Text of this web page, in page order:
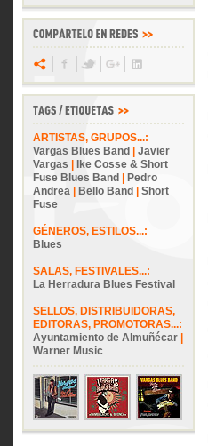
ARTISTAS, GRUPOS...:
Vargas Blues Band
Javier
Vargas
Ike Cosse & Short
Fuse Blues Band
Pedro
Andrea
Bello Band
Short
Fuse
GÉNEROS, ESTILOS...:
Blues
SALAS, FESTIVALES...:
La Herradura Blues Festival
SELLOS, DISTRIBUIDORAS,
EDITORAS, PROMOTORAS...:
Ayuntamiento de Almuñécar
Warner Music